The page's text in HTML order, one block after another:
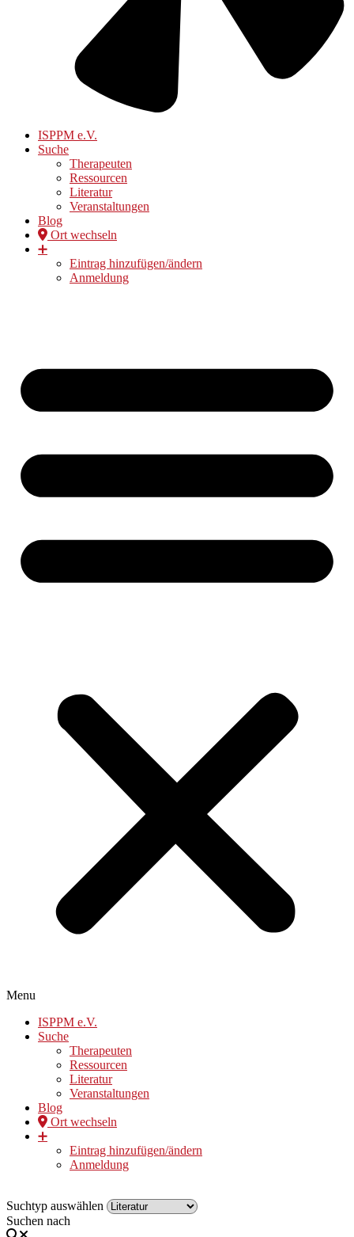
ISPPM e.V.
Suche
Therapeuten
Ressourcen
Literatur
Veranstaltungen
Blog
Ort wechseln
➕
Eintrag hinzufügen/ändern
Anmeldung
Menu
ISPPM e.V.
Suche
Therapeuten
Ressourcen
Literatur
Veranstaltungen
Blog
Ort wechseln
➕
Eintrag hinzufügen/ändern
Anmeldung
Suchtyp auswählen
Suchen nach